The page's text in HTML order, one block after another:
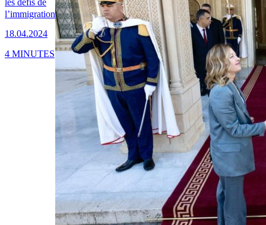
les défis de
l’immigration
18.04.2024
4 MINUTES